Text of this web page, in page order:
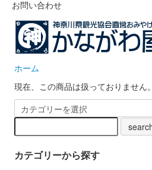
お問い合わせ
ホーム
現在、この商品は扱っておりません。
カテゴリーから探す